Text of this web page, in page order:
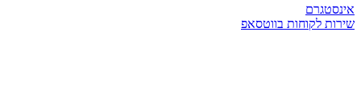
אינסטגרם
שירות לקוחות בווטסאפ